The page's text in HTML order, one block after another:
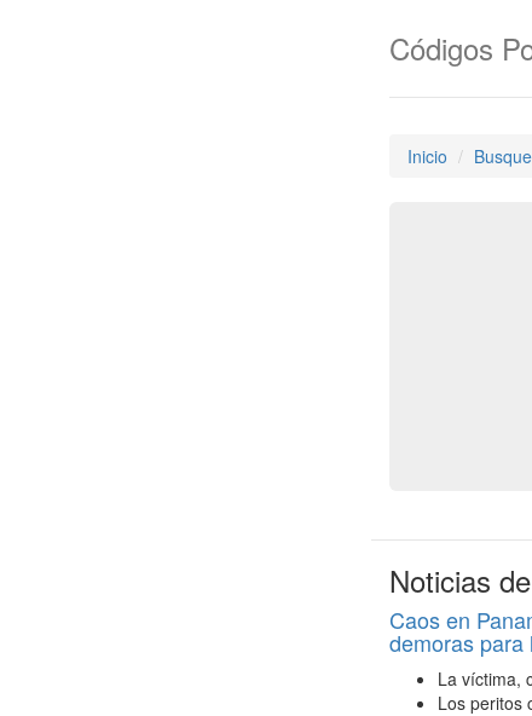
Códigos
Inicio
Noticias
Caos en
demoras para
La víctima,
Los peritos